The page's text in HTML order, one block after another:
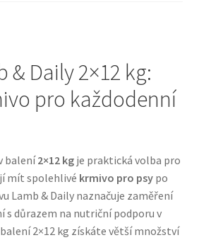
kočky
doplňky, vybavení
krmivo s nordickou kvalitou
& Daily 2×12 kg:
pro každodenní
balení2×12 kgje praktická volba pro
mít spolehlivé krmivo pro psypo
Lamb & Daily naznačuje zaměření
s důrazem na nutriční podporu v
2×12 kg získáte větší množství